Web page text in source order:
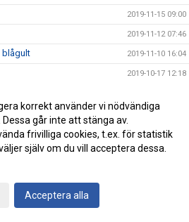
2019-11-15 09:00
2019-11-12 07:46
blågult 2019-11-10 16:04
2019-10-17 12:18
IFK-framgångar 2019-10-13 17:16
2019-10-13 17:06
SM 2019-10-11 08:44
korrekt använder vi nödvändiga
går inte att stänga av.
frivilliga cookies, t.ex. för statistik
själv om du vill acceptera dessa.
Acceptera alla